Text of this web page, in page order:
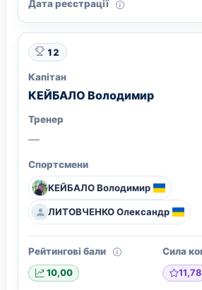
Дата реєстрації
12
Капітан
КЕЙБАЛО Володимир
Тренер
—
Спортсмени
КЕЙБАЛО Володимир
ЛИТОВЧЕНКО Олександр
Рейтингові бали
10,00
Сила
11,78